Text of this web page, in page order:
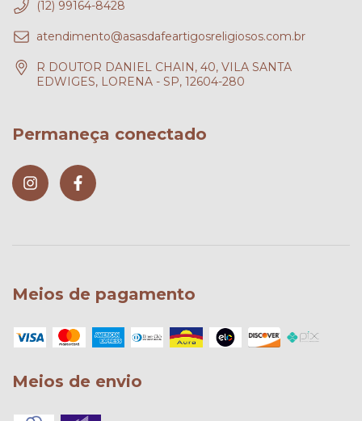
(12) 99164-8428
atendimento@asasdafeartigosreligiosos.com.br
R DOUTOR DANIEL CHAIN, 40, VILA SANTA
EDWIGES, LORENA - SP, 12604-280
Permaneça conectado
Meios de pagamento
Meios de envio